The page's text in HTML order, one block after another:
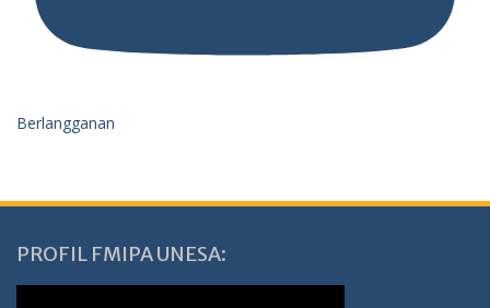
Berlangganan
PROFIL FMIPA UNESA: